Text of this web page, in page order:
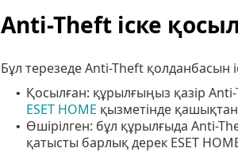
Anti-Theft іске
Бұл терезеде Anti-Theft қолданбасын
• Қосылған: құрылғыңыз қазір
ESET HOME қызметінде
• Өшірілген: бұл құрылғыда Anti-
қатысты барлық дерек ESET